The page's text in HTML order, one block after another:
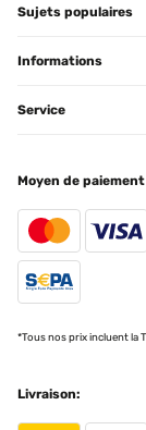
Amazon-Benutzer
Traduire
Sujets populaires
Informations
Service
Moyen de paiement
*Tous nos prix incluent la
Livraison: